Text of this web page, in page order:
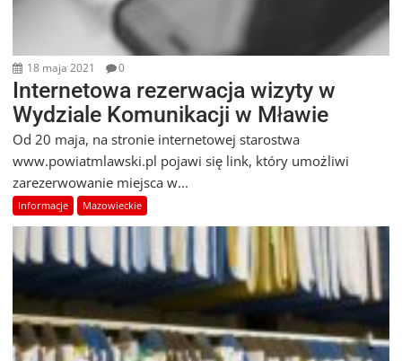
18 maja 2021 0
Internetowa rezerwacja wizyty w
Wydziale Komunikacji w Mławie
Od 20 maja, na stronie internetowej starostwa
www.powiatmlawski.pl pojawi się link, który umożliwi
zarezerwowanie miejsca w...
Informacje Mazowieckie